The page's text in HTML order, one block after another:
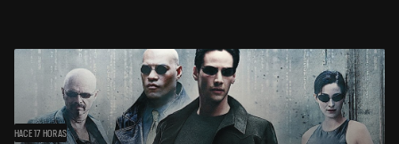
HACE 17 HORAS